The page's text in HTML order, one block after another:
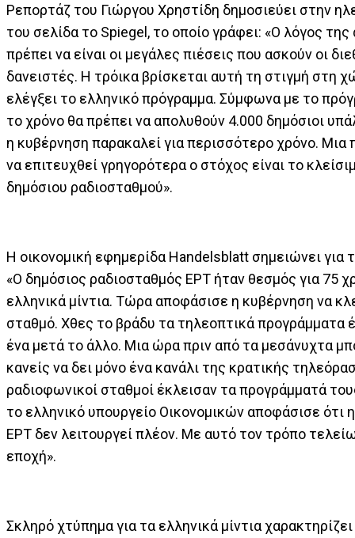
Ρεπορτάζ του Γιώργου Χρηστίδη δημοσιεύει στην
του σελίδα το Spiegel, το οποίο γράφει: «Ο λόγος
πρέπει να είναι οι μεγάλες πιέσεις που ασκούν οι
δανειστές. Η τρόικα βρίσκεται αυτή τη στιγμή στη
ελέγξει το ελληνικό πρόγραμμα. Σύμφωνα με το
το χρόνο θα πρέπει να απολυθούν 4.000 δημόσιοι
η κυβέρνηση παρακαλεί για περισσότερο χρόνο. Μια
να επιτευχθεί γρηγορότερα ο στόχος είναι το
δημόσιου ραδιοσταθμού».
Η οικονομική εφημερίδα Handelsblatt σημειώνει για
«Ο δημόσιος ραδιοσταθμός ΕΡΤ ήταν θεσμός για 75
ελληνικά μίντια. Τώρα αποφάσισε η κυβέρνηση να
σταθμό. Χθες το βράδυ τα τηλεοπτικά προγράμματα
ένα μετά το άλλο. Μια ώρα πριν από τα μεσάνυχτα
κανείς να δει μόνο ένα κανάλι της κρατικής
ραδιοφωνικοί σταθμοί έκλεισαν τα προγράμματά
το ελληνικό υπουργείο Οικονομικών αποφάσισε ότι
ΕΡΤ δεν λειτουργεί πλέον. Με αυτό τον τρόπο
εποχή».
Σκληρό χτύπημα για τα ελληνικά μίντια